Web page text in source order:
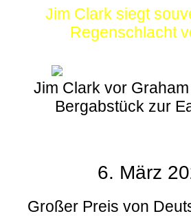
Jim Clark siegt
Regenschlacht
Jim Clark vor
Bergabstück zur
6. März
Großer Preis von